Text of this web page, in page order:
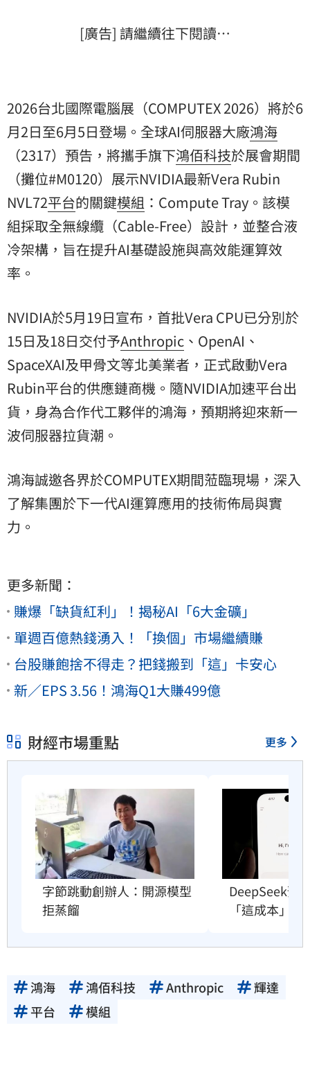
[廣告] 請繼續往下閱讀…
2026台北國際電腦展（COMPUTEX 2026）將於6
月2日至6月5日登場。全球AI伺服器大廠鴻海
（2317）預告，將攜手旗下鴻佰科技於展會期間
（攤位#M0120）展示NVIDIA最新Vera Rubin
NVL72平台的關鍵模組 ：Compute Tray。該模
組採取全無線纜（Cable-Free）設計，並整合液
冷架構，旨在提升AI基礎設施與高效能運算效
率。
NVIDIA於5月19日宣布，首批Vera CPU已分別於
15日及18日交付予Anthropic 、OpenAI、
SpaceXAI及甲骨文等北美業者，正式啟動Vera
Rubin平台的供應鏈商機。隨NVIDIA加速平台出
貨，身為合作代工夥伴的鴻海，預期將迎來新一
波伺服器拉貨潮。
鴻海誠邀各界於COMPUTEX期間蒞臨現場，深入
了解集團於下一代AI運算應用的技術佈局與實
力。
更多新聞：
賺爆「缺貨紅利」！揭秘AI「6大金礦」
單週百億熱錢湧入！「換個」市場繼續賺
台股賺飽捨不得走？把錢搬到「這」卡安心
新／EPS 3.56！鴻海Q1大賺499億
財經市場重點 更多
字節跳動創辦人：開源模型
拒蒸餾
DeepSeek預
「這成本」撐
鴻海 鴻佰科技 Anthropic
輝達
平台
模組